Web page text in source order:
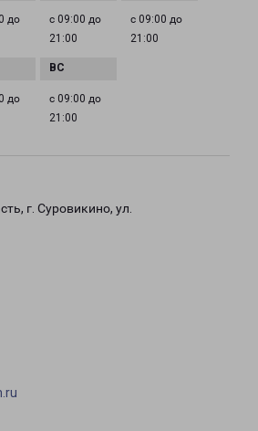
до
с 09:00 до
21:00
с 09:00 до
21:00
до
с 09:00 до
21:00
г. Суровикино, ул.